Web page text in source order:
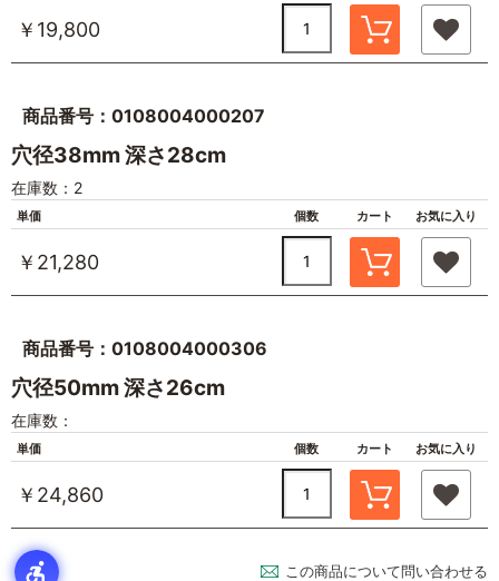
￥19,800
商品番号：0108004000207
穴径38mm 深さ28cm
在庫数：2
単価 個数 カート お気に入り
￥21,280
商品番号：0108004000306
穴径50mm 深さ26cm
在庫数：
単価 個数 カート お気に入り
￥24,860
この商品について問い合わせる